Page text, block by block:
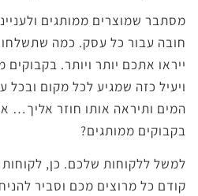
מסתבר שמוצרים ממותגים
חובה עבור כל עסק. כמה
ייראו אתכם יותר ויותר.
ויעיל כזה שמגיע לכל מקום
המים ותיראה אותו חוזר אליך…
בקבוקים ממותגים?
למשל ללקוחות שלכם. כן, לקוחות
קודם כל מרוצים מכם וסביר